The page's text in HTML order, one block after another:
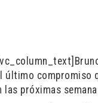
último compromiso
próximas